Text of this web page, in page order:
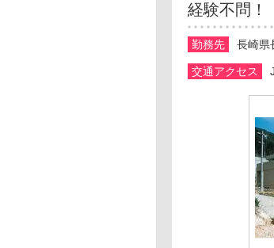
経験不問
勤務先 長崎県
交通アクセス